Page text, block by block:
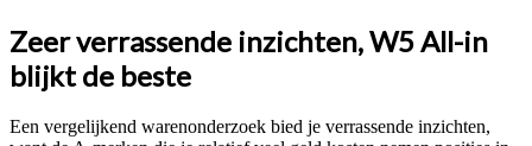
Zeer verrassende inzichten, W5 All-in
blijkt de beste
Een vergelijkend warenonderzoek bied je verrassende inzichten,